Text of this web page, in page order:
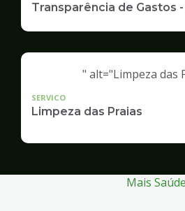
Transparência de Gastos -
" alt="Limpeza das
SERVICO
Limpeza das Praias
Mais Saúde